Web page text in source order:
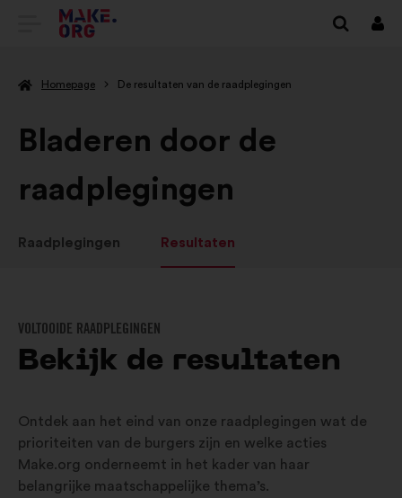
GA
DE
HOMEPAGE
MAKE.ORG
Homepage De resultaten van de raadplegingen
Bladeren door de
raadplegingen
Raadplegingen Resultaten
VOLTOOIDE RAADPLEGINGEN
Bekijk de resultaten
Ontdek aan het eind van onze raadplegingen wat de
prioriteiten van de burgers zijn en welke acties
Make.org onderneemt in het kader van haar
belangrijke maatschappelijke thema’s.